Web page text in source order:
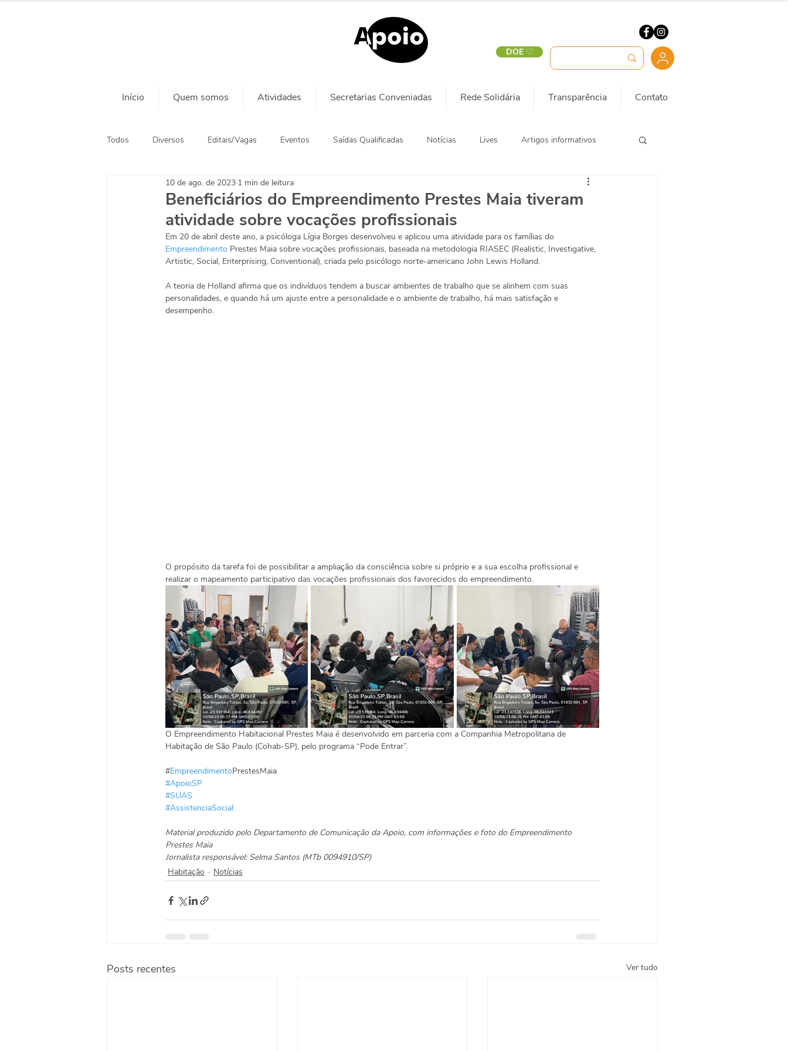
DOE ♡
Início Quem somos Atividades Secretarias Conveniadas Rede Solidária Transparência Contato
Todos Diversos Editais/Vagas Eventos Saídas Qualificadas Notícias Lives Artigos informativos
Ação Social Habitação
Beneficiários do Empreendimento Prestes Maia tiveram
atividade sobre vocações profissionais
10 de ago. de 2023 1 min de leitura
Em 20 de abril deste ano, a psicóloga Lígia Borges desenvolveu e aplicou uma atividade para os famílias do
Empreendimento Prestes Maia sobre vocações profissionais, baseada na metodologia RIASEC (Realistic, Investigative,
Artistic, Social, Enterprising, Conventional), criada pelo psicólogo norte-americano John Lewis Holland.
A teoria de Holland afirma que os indivíduos tendem a buscar ambientes de trabalho que se alinhem com suas
personalidades, e quando há um ajuste entre a personalidade e o ambiente de trabalho, há mais satisfação e
desempenho.
O propósito da tarefa foi de possibilitar a ampliação da consciência sobre si próprio e a sua escolha profissional e
realizar o mapeamento participativo das vocações profissionais dos favorecidos do empreendimento.
O Empreendimento Habitacional Prestes Maia é desenvolvido em parceria com a Companhia Metropolitana de
Habitação de São Paulo (Cohab-SP), pelo programa “Pode Entrar”.
#EmpreendimentoPrestesMaia
#ApoioSP
#SUAS
#AssistenciaSocial
Material produzido pelo Departamento de Comunicação da Apoio, com informações e foto do Empreendimento
Prestes Maia
Jornalista responsável: Selma Santos (MTb 0094910/SP)
Habitação
Notícias
Posts recentes Ver tudo